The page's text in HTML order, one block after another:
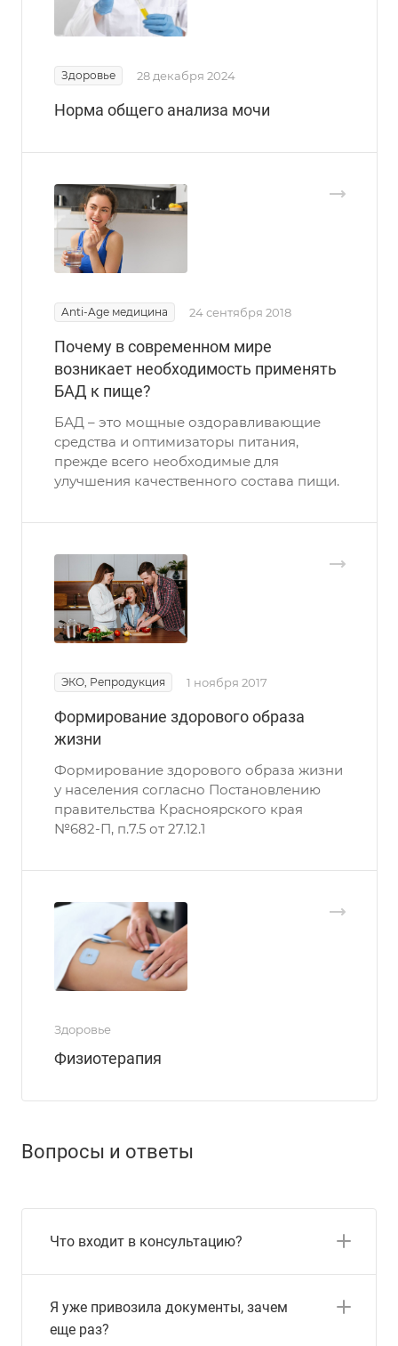
Здоровье 28 декабря 2024
Норма общего анализа мочи
Anti-Age медицина 24 сентября 2018
Почему в современном мире
возникает необходимость применять
БАД к пище?
БАД – это мощные оздоравливающие
средства и оптимизаторы питания,
прежде всего необходимые для
улучшения качественного состава пищи.
ЭКО, Репродукция 1 ноября 2017
Формирование здорового образа
жизни
Формирование здорового образа жизни
у населения согласно Постановлению
правительства Красноярского края
№682-П, п.7.5 от 27.12.1
Здоровье
Физиотерапия
Вопросы и ответы
Что входит в консультацию?
Я уже привозила документы, зачем
еще раз?